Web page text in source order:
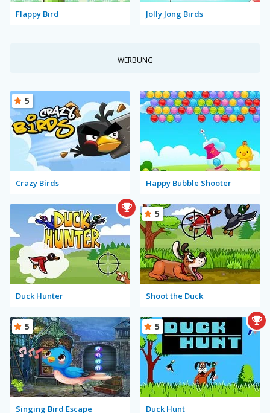
Flappy Bird Jolly Jong Birds
WERBUNG
Crazy Birds
5
Happy Bubble Shooter
Duck Hunter Shoot the Duck
5
Singing Bird Escape
5
Duck Hunt
5